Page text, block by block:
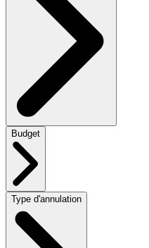
Budget
Type d'annulation